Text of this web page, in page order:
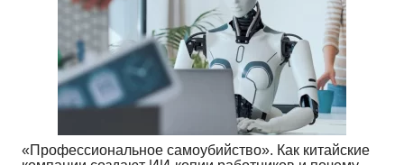
«Профессиональное самоубийство». Как китайские